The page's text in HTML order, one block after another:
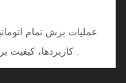
عملیات برش تمام
کاربردها، کیفیت برش بالا، سطح برش صاف و بدون سیم ش...